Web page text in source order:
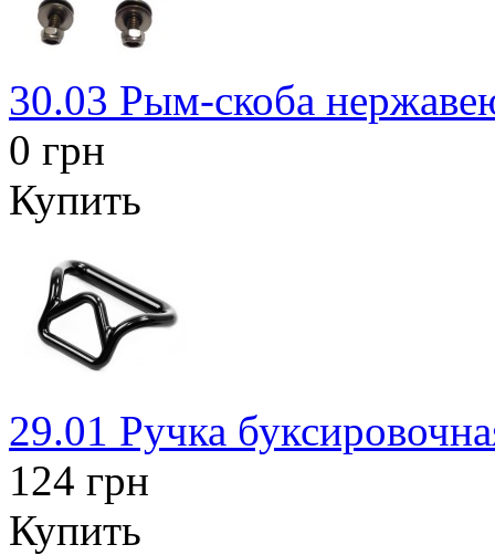
30.03 Рым-скоба
0 грн
Купить
29.01 Ручка
124 грн
Купить